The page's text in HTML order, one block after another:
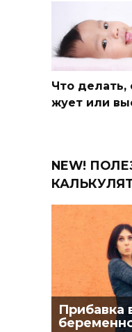
Что делать,
жует или
NEW!
Прибавка